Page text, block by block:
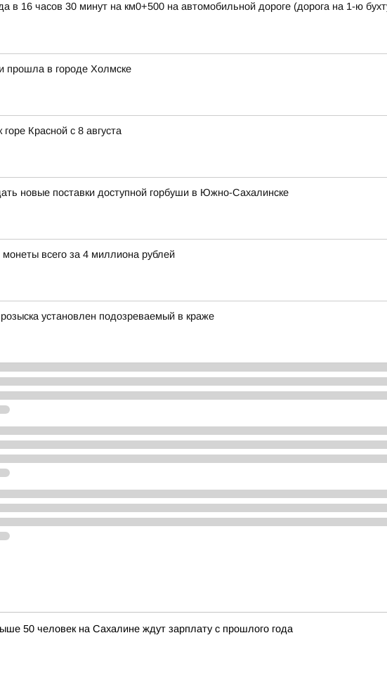
в 16 часов 30 минут на км0+500 на автомобильной дороге (дорога на 1-ю
прошла в городе Холмске
Красной с 8 августа
новые поставки доступной горбуши в Южно-Сахалинске
всего за 4 миллиона рублей
установлен подозреваемый в краже
50 человек на Сахалине ждут зарплату с прошлого года